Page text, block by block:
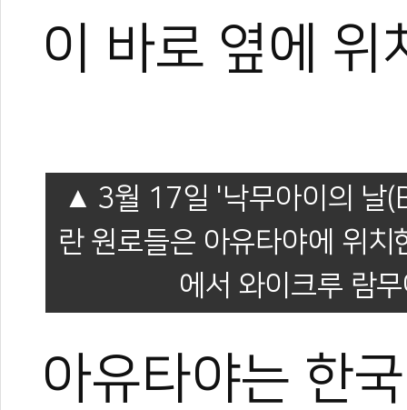
이 바로 옆에 위
3월 17일 '낙무아이의 날
란 원로들은 아유타야에 위
에서 와이크루 람
아유타야는 한
#무에타이 #전통무예 #전통무예진흥법 #태국 #아유타야